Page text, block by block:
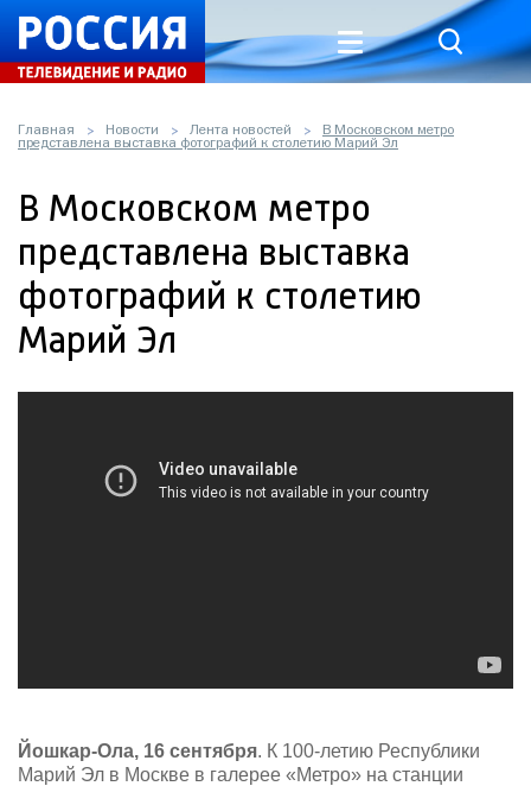
Главная Новости Лента новостей
В Московском метро
представлена выставка фотографий к столетию Марий Эл
В Московском метро
представлена выставка
фотографий к столетию
Марий Эл
Йошкар-Ола, 16 сентября. К 100-летию Республики
Марий Эл в Москве в галерее «Метро» на станции